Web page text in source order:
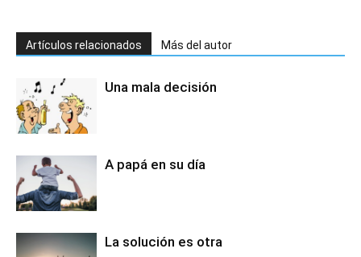
Artículos relacionados Más del autor
Una mala decisión
A papá en su día
La solución es otra